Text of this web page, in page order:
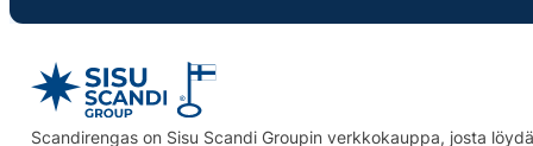
Scandirengas on Sisu Scandi Groupin verkkokauppa, josta